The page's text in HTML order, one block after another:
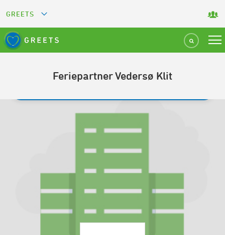
GREETS
GREEN KEY
Feriepartner Vedersø Klit